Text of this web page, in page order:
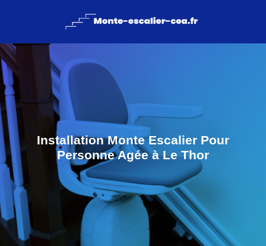
Installation Monte Escalier Pour
Personne Agée à Le Thor